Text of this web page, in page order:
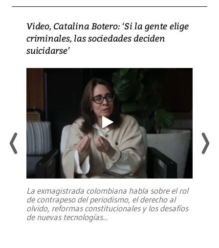
Video, Catalina Botero: ‘Si la gente elige
criminales, las sociedades deciden
suicidarse’
La exmagistrada colombiana habla sobre el rol
de contrapeso del periodismo, el derecho al
olvido, reformas constitucionales y los desafíos
de nuevas tecnologías...